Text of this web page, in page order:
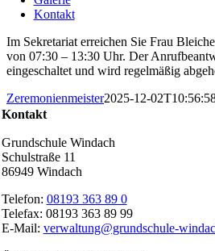
Kontakt
Im Sekretariat erreichen Sie Frau
von 07:30 – 13:30 Uhr. Der
eingeschaltet und wird regelmäßig
Zeremonienmeister2025-12-
Kontakt
Grundschule Windach
Schulstraße 11
86949 Windach
Telefon: 08193 363 89 0
Telefax: 08193 363 89 99
E-Mail: verwaltung@grundschule-